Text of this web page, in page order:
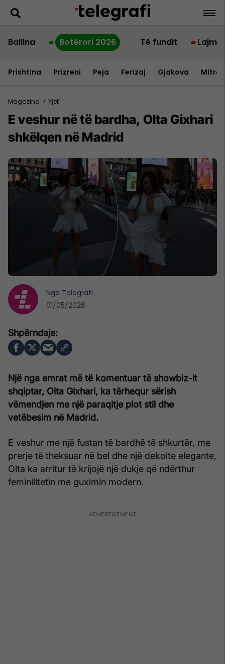
Ballina Botërori 2026 Të fundit Lajme
Prishtina Prizreni Peja Ferizaj Gjakova
Magazina > Yjet
E veshur në të bardha, Olta Gixhari
shkëlqen në Madrid
Një nga emrat më të komentuar të showbiz-it
shqiptar, Olta Gixhari, ka tërhequr sërish
vëmendjen me një paraqitje plot stil dhe
vetëbesim në Madrid.
E veshur me një fustan të bardhë të shkurtër, me
prerje të theksuar në bel dhe një dekolte elegante,
Olta ka arritur të krijojë një dukje që ndërthur
feminilitetin me guximin modern.
Nga Telegrafi
01/05/2026